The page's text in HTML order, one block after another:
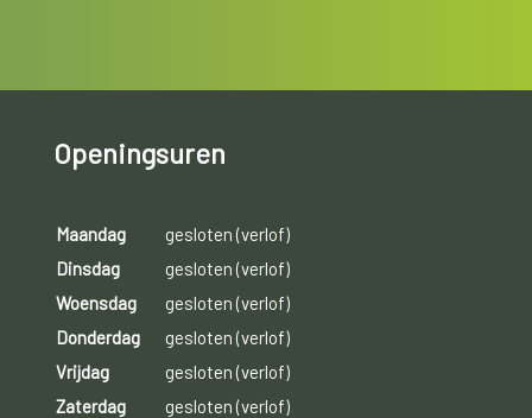
Openingsuren
Maandag
gesloten (verlof)
Dinsdag
gesloten (verlof)
Woensdag
gesloten (verlof)
Donderdag
gesloten (verlof)
Vrijdag
gesloten (verlof)
Zaterdag
gesloten (verlof)